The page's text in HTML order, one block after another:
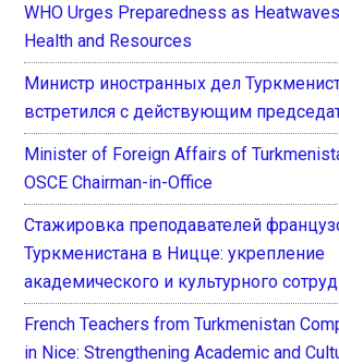
WHO Urges Preparedness as
Health and Resources
Министр иностранных дел
встретился с действующим
Minister of Foreign Affairs of
OSCE Chairman-in-Office
Стажировка преподавателей
Туркменистана в Ницце: укрепление
академического и культурного
French Teachers from Turkmenistan
in Nice: Strengthening Academic and